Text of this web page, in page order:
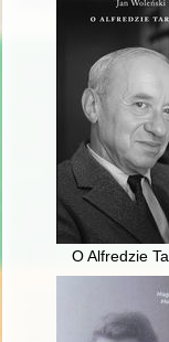
O Alfredzie